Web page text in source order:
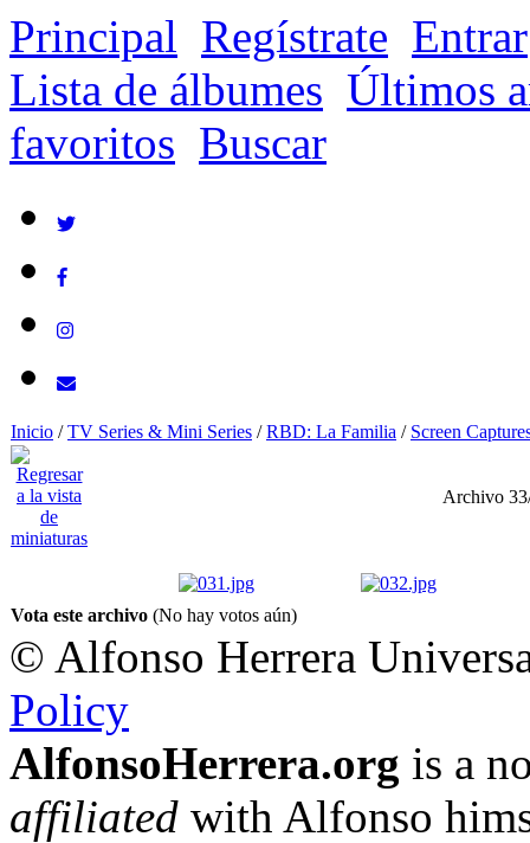
Principal Regístrate Entrar
Lista de álbumes Últimos
favoritos Buscar
Inicio /TV Series & Mini Series /RBD: La Familia / Screen
Archivo
Vota este archivo (No hay votos aún)
© Alfonso Herrera
Policy
AlfonsoHerrera.org is a
affiliated with Alfonso